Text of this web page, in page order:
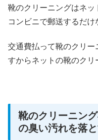
靴のクリーニングはネッ
コンビニで郵送するだけ
交通費払って靴のクリー
すからネットの靴のクリ
靴のクリーニン
の臭い汚れを落